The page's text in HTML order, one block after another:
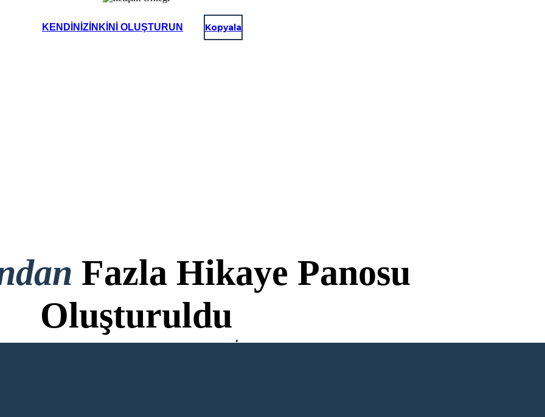
KENDINIZINKINI OLUŞTURUN Kopyala
Fazla Hikaye Panosu
Oluşturuldu
Kartı Yok ve Denemek İçin Giriş Gerekmiyor!